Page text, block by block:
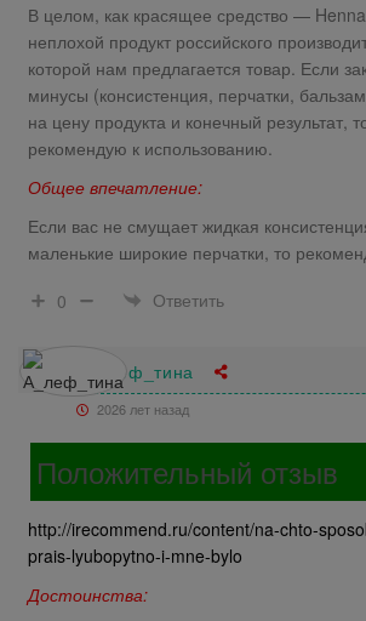
В целом, как красящее средство —
неплохой продукт российского
которой нам предлагается товар. Если
минусы (консистенция, перчатки,
на цену продукта и конечный результат,
рекомендую к использованию.
Общее впечатление:
Если вас не смущает жидкая
маленькие широкие перчатки, то
0
Ответить
А_леф_тина
2026 лет назад
Положительный отзыв
http://irecommend.ru/content/na-chto-
prais-lyubopytno-i-mne-bylo
Достоинства: